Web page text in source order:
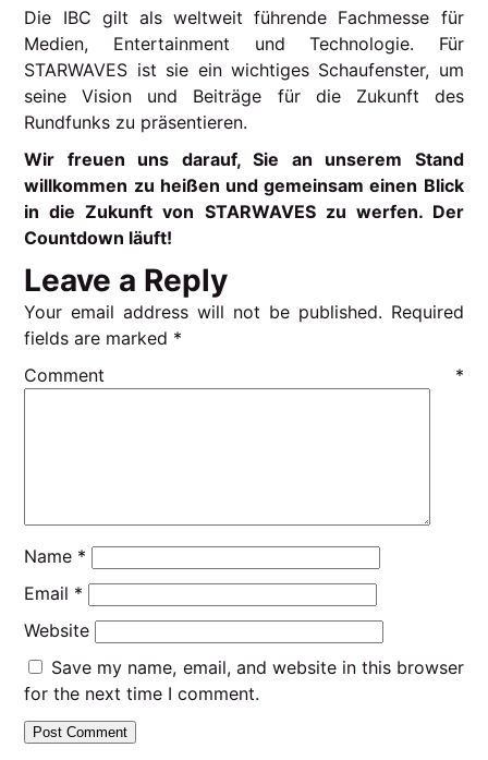
Die IBC gilt als weltweit führende Fachmesse für
Medien, Entertainment und Technologie. Für
STARWAVES ist sie ein wichtiges Schaufenster, um
seine Vision und Beiträge für die Zukunft des
Rundfunks zu präsentieren.
Wir freuen uns darauf, Sie an unserem Stand
willkommen zu heißen und gemeinsam einen Blick
in die Zukunft von STARWAVES zu werfen. Der
Countdown läuft!
Leave a Reply
Your email address will not be published. Required
fields are marked *
Comment *
Name *
Email *
Website
Save my name, email, and website in this browser
for the next time I comment.